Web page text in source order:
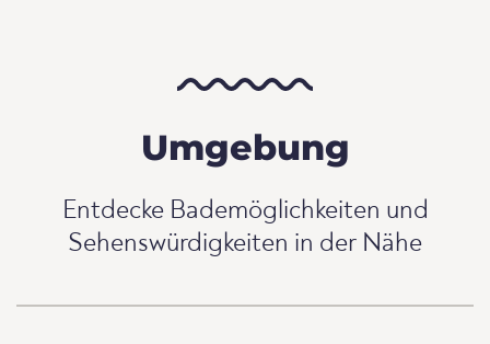
Umgebung
Entdecke Bademöglichkeiten und
Sehenswürdigkeiten in der Nähe